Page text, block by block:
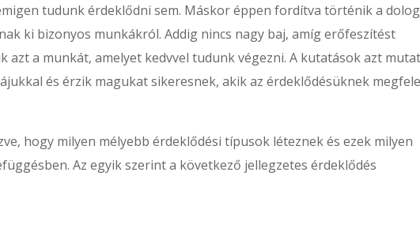
tudunk érdeklődni sem. Máskor éppen fordítva történik a
ki bizonyos munkákról. Addig nincs nagy baj, amíg erőfeszítést
azt a munkát, amelyet kedvvel tudunk végezni. A kutatások azt
és érzik magukat sikeresnek, akik az érdeklődésüknek
hogy milyen mélyebb érdeklődési típusok léteznek és ezek milyen
Az egyik szerint a következő jellegzetes érdeklődés